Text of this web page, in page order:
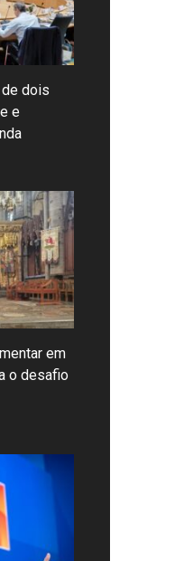
de dois
e
em
o desafio